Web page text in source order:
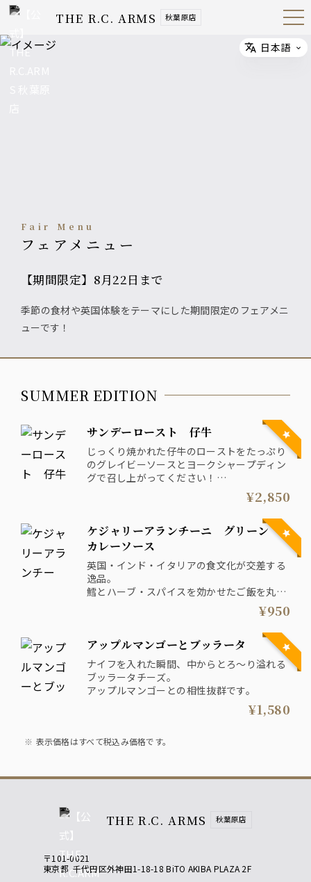
THE R.C. ARMS 秋葉原店 Open
Navig
Fair Menu
フェアメニュー
【期間限定】8月22日まで
季節の食材や英国体験をテーマにした期間限定のフェアメニ
ューです！
SUMMER EDITION
サンデーロースト 仔牛
じっくり焼かれた仔牛のローストをたっぷり
のグレイビーソースとヨークシャープディン
グで召し上がってください！
¥2,850
ケジャリーアランチーニ グリーン
カレーソース
英国・インド・イタリアの食文化が交差する
逸品。
鱈とハーブ・スパイスを効かせたご飯を丸め
¥950
アップルマンゴーとブッラータ
ナイフを入れた瞬間、中からとろ～り溢れる
ブッラータチーズ。
アップルマンゴーとの相性抜群です。
¥1,580
表示価格はすべて税込み価格です。
Select
日本語
THE R.C. ARMS 秋葉原店
〒101-0021
東京都 千代田区外神田1-18-18 BiTO AKIBA PLAZA 2F